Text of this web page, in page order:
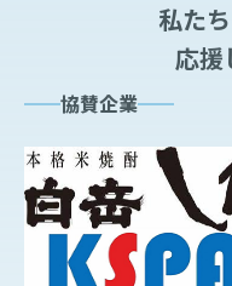
私た
応援
協賛企業